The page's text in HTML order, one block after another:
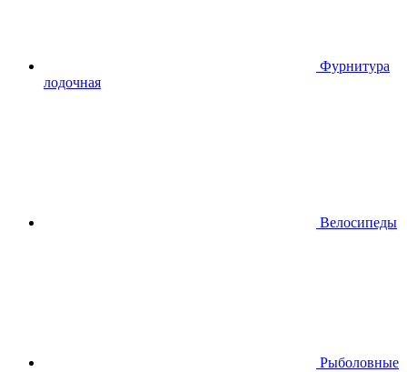
Фурнитура
лодочная
Велосипеды
Рыболовные